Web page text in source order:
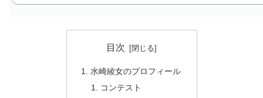
目次
水崎綾女のプロフィール
コンテスト